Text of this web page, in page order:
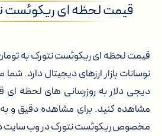
قیمت لحظه ای ریکوئست
قیمت لحظه ای ریکوئست نتورک به
نوسانات بازار ارزهای دیجیتال دارد.
دیجی دلار به روزرسانی های لحظه ای
مشاهده کنید. برای مشاهده دقیق و
مخصوص ریکوئست نتورک در وب سایت